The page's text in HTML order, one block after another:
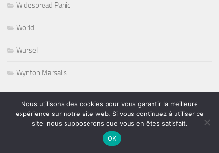
Widespread Panic
World
Wursel
Wynton Marsalis
Nous utilisons des cookies pour vous garantir la meilleure
expérience sur notre site web. Si vous continuez à utiliser ce
site, nous supposerons que vous en êtes satisfait.
OK